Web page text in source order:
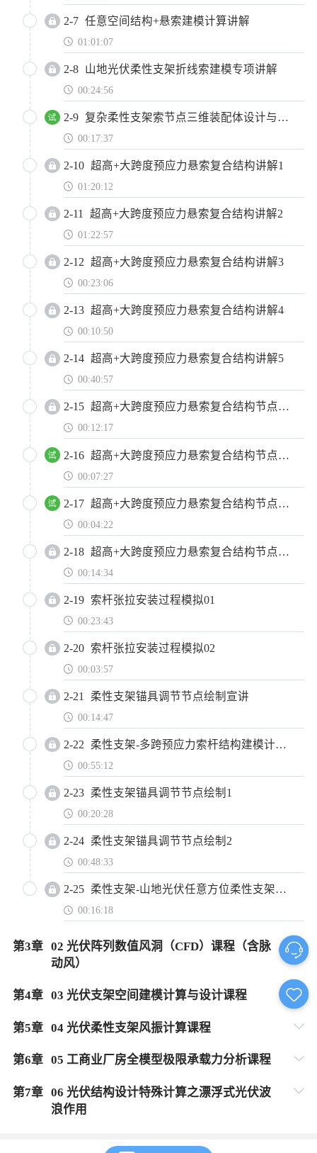
2-7 任意空间结构+悬索建模计算讲解
01:01:07
2-8 山地光伏柔性支架折线索建模专项讲解
00:24:56
2-9 复杂柔性支架索节点三维装配体设计与细部有限元接触计算
00:17:37
2-10 超高+大跨度预应力悬索复合结构讲解1
01:20:12
2-11 超高+大跨度预应力悬索复合结构讲解2
01:22:57
2-12 超高+大跨度预应力悬索复合结构讲解3
00:23:06
2-13 超高+大跨度预应力悬索复合结构讲解4
00:10:50
2-14 超高+大跨度预应力悬索复合结构讲解5
00:40:57
2-15 超高+大跨度预应力悬索复合结构节点设计讲解6
00:12:17
2-16 超高+大跨度预应力悬索复合结构节点设计讲解6-1
00:07:27
2-17 超高+大跨度预应力悬索复合结构节点设计讲解6-2
00:04:22
2-18 超高+大跨度预应力悬索复合结构节点设计讲解7
00:14:34
2-19 索杆张拉安装过程模拟01
00:23:43
2-20 索杆张拉安装过程模拟02
00:03:57
2-21 柔性支架锚具调节节点绘制宣讲
00:14:47
2-22 柔性支架-多跨预应力索杆结构建模计算、调试与设计
00:55:12
2-23 柔性支架锚具调节节点绘制1
00:20:28
2-24 柔性支架锚具调节节点绘制2
00:48:33
2-25 柔性支架-山地光伏任意方位柔性支架设计方法讲解03
00:16:18
第3章 02 光伏阵列数值风洞（CFD）课程（含脉
动风）
第4章 03 光伏支架空间建模计算与设计课程
第5章 04 光伏柔性支架风振计算课程
第6章 05 工商业厂房全模型极限承载力分析课程
第7章 06 光伏结构设计特殊计算之漂浮式光伏波
浪作用